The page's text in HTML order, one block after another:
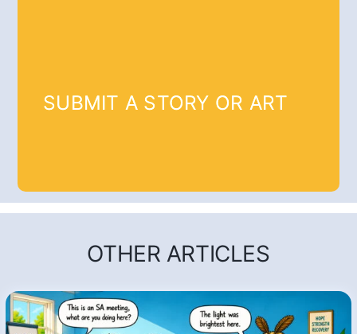
SUBMIT A STORY OR ART
OTHER ARTICLES